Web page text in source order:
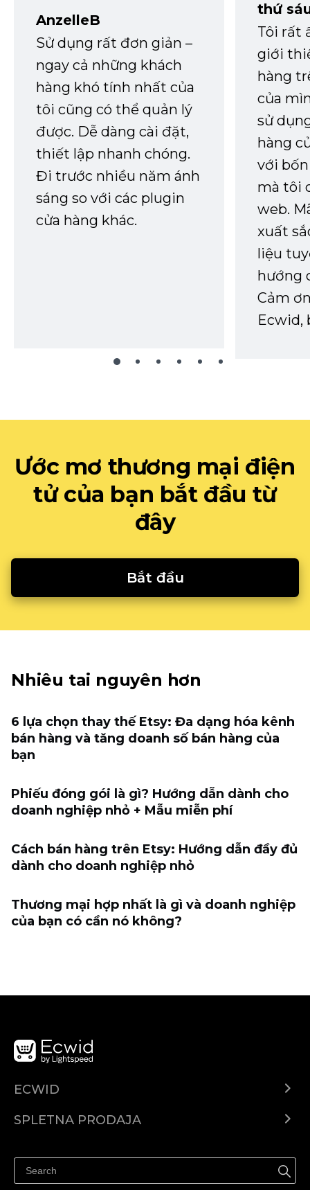
AnzelleB
Sử dụng rất đơn giản –
ngay cả những khách
hàng khó tính nhất của
tôi cũng có thể quản lý
được. Dễ dàng cài đặt,
thiết lập nhanh chóng.
Đi trước nhiều năm ánh
sáng so với các plugin
cửa hàng khác.
thứ
Tôi rất
giới
hàng
của
sử
hàng
với
mà tôi
web.
xuất
liệu
hướng
Cảm
Ecwid,
Ước mơ thương mại điện
tử của bạn bắt đầu từ
đây
Bắt đầu
Nhiêu tai nguyên hơn
6 lựa chọn thay thế Etsy: Đa dạng hóa kênh
bán hàng và tăng doanh số bán hàng của
bạn
Phiếu đóng gói là gì? Hướng dẫn dành cho
doanh nghiệp nhỏ + Mẫu miễn phí
Cách bán hàng trên Etsy: Hướng dẫn đầy đủ
dành cho doanh nghiệp nhỏ
Thương mại hợp nhất là gì và doanh nghiệp
của bạn có cần nó không?
ECWID
SPLETNA PRODAJA
Prodaja na Instagramu